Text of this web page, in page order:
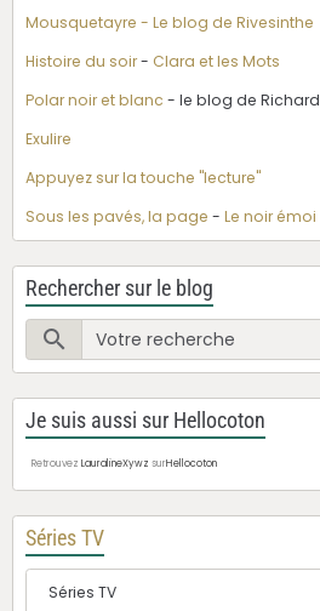
Mousquetayre - Le blog de Rivesinthe
Histoire du soir- Clara et les Mots
Polar noir et blanc - le blog de Richard
Exulire
Appuyez sur la touche "lecture"
Sous les pavés, la page - Le noir émoi
Rechercher sur le blog
Je suis aussi sur Hellocoton
Retrouvez LauralineXywz surHellocoton
Séries TV
Séries TV